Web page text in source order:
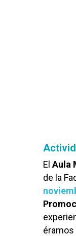
El Aula
de la